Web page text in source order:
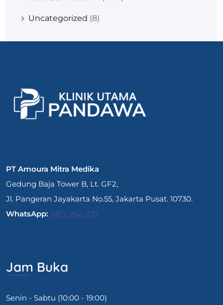
Uncategorized (8)
PT Amoura Mitra Medika
Gedung Baja Tower B, Lt. GF2,
Jl. Pangeran Jayakarta No.55, Jakarta Pusat. 10730.
WhatsApp: 0811-742-777
Jam Buka
Senin - Sabtu (10:00 - 19:00)